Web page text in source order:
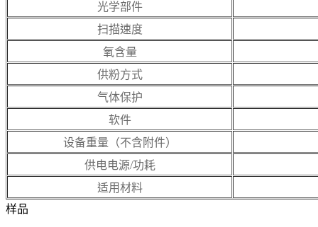
光学部件
扫描速度
氧含量
供粉方式
气体保护
软件
设备重量（不含附件）
供电电源/功耗
适用材料
样品